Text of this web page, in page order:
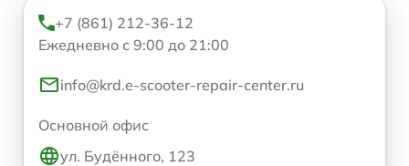
+7 (861) 212-36-12
Ежедневно с 9:00 до 21:00
info@krd.e-scooter-repair-center.ru
Основной офис
ул. Будённого, 123